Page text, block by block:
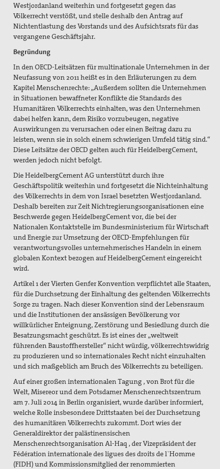
Westjordanland weiterhin und fortgesetzt gegen das
Völkerrecht verstößt, und stelle deshalb den Antrag auf
Nichtentlastung des Vorstands und des Aufsichtsrats für das
vergangene Geschäftsjahr.
Begründung
In den OECD-Leitsätzen für multinationale Unternehmen in der
Neufassung von 2011 heißt es in den Erläuterungen zu dem
Kapitel Menschenrechte: „Außerdem sollten die Unternehmen
in Situationen bewaffneter Konflikte die Standards des
Humanitären Völkerrechts einhalten, was den Unternehmen
dabei helfen kann, dem Risiko vorzubeugen, negative
Auswirkungen zu verursachen oder einen Beitrag dazu zu
leisten, wenn sie in solch einem schwierigen Umfeld tätig sind.“
Diese Leitsätze der OECD gelten auch für HeidelbergCement,
werden jedoch nicht befolgt.
Die HeidelbergCement AG unterstützt durch ihre
Geschäftspolitik weiterhin und fortgesetzt die Nichteinhaltung
des Völkerrechts in dem von Israel besetzten Westjordanland.
Deshalb bereiten zur Zeit Nichtregierungsorganisationen eine
Beschwerde gegen HeidelbergCement vor, die bei der
Nationalen Kontaktstelle im Bundesministerium für Wirtschaft
und Energie zur Umsetzung der OECD-Empfehlungen für
verantwortungsvolles unternehmerisches Handeln in einem
globalen Kontext bezogen auf HeidelbergCement eingereicht
wird.
Artikel 1 der Vierten Genfer Konvention verpflichtet alle Staaten,
für die Durchsetzung der Einhaltung des geltenden Völkerrechts
Sorge zu tragen. Nach dieser Konvention sind der Lebensraum
und die Institutionen der ansässigen Bevölkerung vor
willkürlicher Enteignung, Zerstörung und Besiedlung durch die
Besatzungsmacht geschützt. Es ist eines der „weltweit
führenden Baustoffhersteller“ nicht würdig, völkerrechtswidrig
zu produzieren und so internationales Recht nicht einzuhalten
und sich maßgeblich am Bruch des Völkerrechts zu beteiligen.
Auf einer großen internationalen Tagung , von Brot für die
Welt, Misereor und dem Potsdamer Menschenrechtszentrum
am 7. Juli 2014 in Berlin organisiert, wurde darüber informiert,
welche Rolle insbesondere Drittstaaten bei der Durchsetzung
des humanitären Völkerrechts zukommt. Dort wies der
Generaldirektor der palästinensischen
Menschenrechtsorganisation Al-Haq , der Vizepräsident der
Fédération internationale des ligues des droits de l`Homme
(FIDH) und Kommissionsmitglied der renommierten